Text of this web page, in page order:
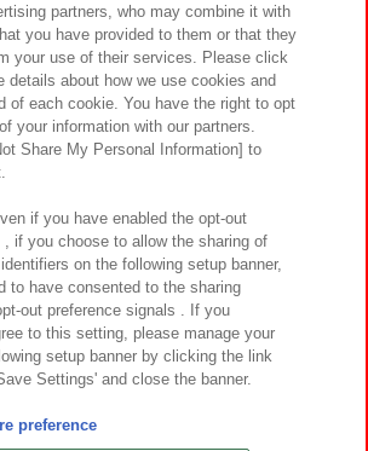
サステナビリティ サイトポリシー
ー ウェブアクセシビリティ方針と検証結果
まとともに
ト対応方針 よくあるご質問・お問い合わせ
©Bandai Namco Amusement Inc.
Namco Amusement Lab Inc.
partners, who may combine it with
you have provided to them or that they
your use of their services. Please click
details about how we use cookies and
of each cookie. You have the right to opt
your information with our partners.
Share My Personal Information] to
if you have enabled the opt-out
, if you choose to allow the sharing of
on the following setup banner,
to have consented to the sharing
out preference signals . If you
to this setting, please manage your
setup banner by clicking the link
Settings' and close the banner.
preference